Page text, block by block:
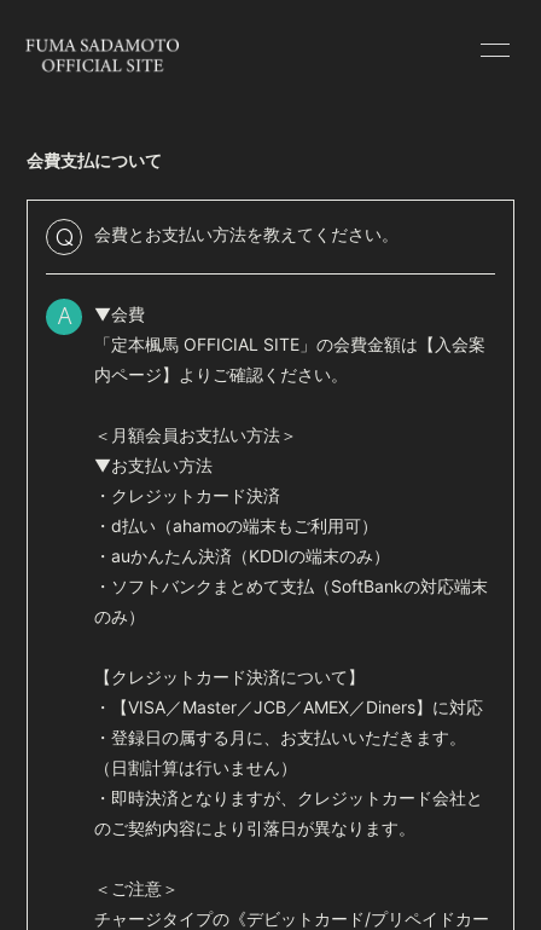
SCHEDULE
BLOG RADIO
会員登録 ログイン
会費支払について
Q 会費とお支払い方法を教えてください。
A
▼会費
「定本楓馬 OFFICIAL SITE」の会費金額は【 入会案
内ページ】よりご確認ください。
＜月額会員お支払い方法＞
▼お支払い方法
・クレジットカード決済
・d払い（ahamoの端末もご利用可）
・auかんたん決済（KDDIの端末のみ）
・ソフトバンクまとめて支払（SoftBankの対応端末
のみ）
【クレジットカード決済について】
・【VISA／Master／JCB／AMEX／Diners】に対応
・登録日の属する月に、お支払いいただきます。
（日割計算は行いません）
・即時決済となりますが、クレジットカード会社と
のご契約内容により引落日が異なります。
＜ご注意＞
チャージタイプの《デビットカード/プリペイドカー